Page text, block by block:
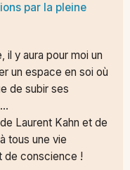
par la pleine
y aura pour moi un
un espace en soi où
de subir ses
Laurent Kahn et de
tous une vie
de conscience !